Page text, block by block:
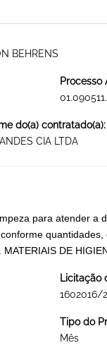
BEHRENS
Processo
do(a) contratado(a):
CIA LTDA
para atender
DE
Licitação
1602016/
Tipo do
Mês